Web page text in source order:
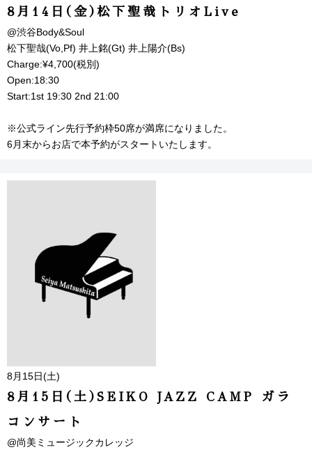
8月14日(金)松下聖哉トリオLive
@渋谷Body&Soul
松下聖哉(Vo,Pf) 井上銘(Gt) 井上陽介(Bs)
Charge:¥4,700(税別)
Open:18:30
Start:1st 19:30 2nd 21:00
※公式ライン先行予約枠50席が満席になりました。
6月末からお店で本予約がスタートいたします。
8月15日(土)
8月15日(土)SEIKO JAZZ CAMP ガラ
コンサート
@尚美ミュージックカレッジ